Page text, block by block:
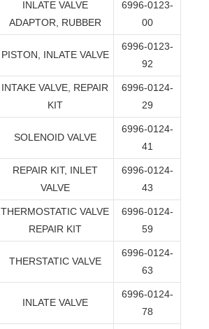
INLATE VALVE
ADAPTOR, RUBBER
6996-0123-
00
PISTON, INLATE VALVE
6996-0123-
92
INTAKE VALVE, REPAIR
KIT
6996-0124-
29
SOLENOID VALVE
6996-0124-
41
REPAIR KIT, INLET
VALVE
6996-0124-
43
THERMOSTATIC VALVE
REPAIR KIT
6996-0124-
59
THERSTATIC VALVE
6996-0124-
63
INLATE VALVE
6996-0124-
78